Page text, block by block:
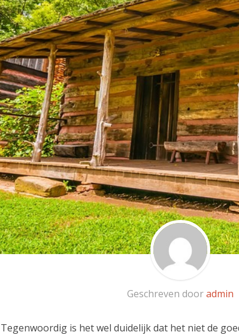
Geschreven dooradmin
Tegenwoordig is het wel duidelijk dat het niet de